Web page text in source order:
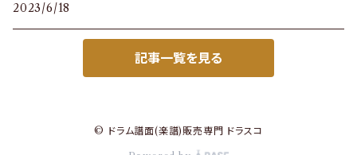
2023/6/18
記事一覧を見る
© ドラム譜面(楽譜)販売専門 ドラスコ